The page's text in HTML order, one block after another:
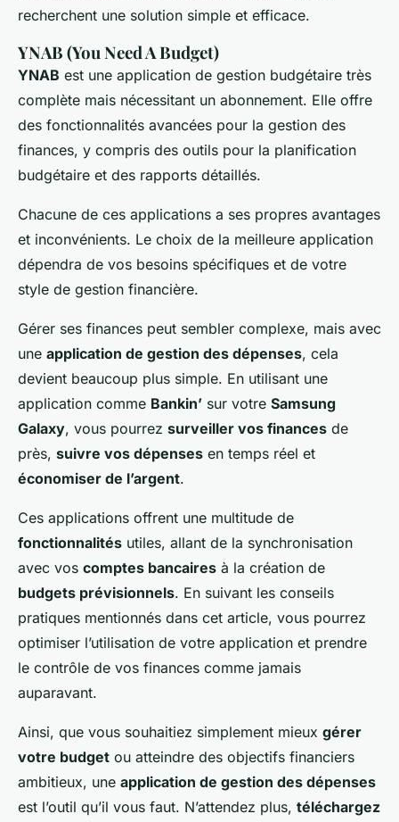
recherchent une solution simple et efficace.
YNAB (You Need A Budget)
YNAB est une application de gestion budgétaire très
complète mais nécessitant un abonnement. Elle offre
des fonctionnalités avancées pour la gestion des
finances, y compris des outils pour la planification
budgétaire et des rapports détaillés.
Chacune de ces applications a ses propres avantages
et inconvénients. Le choix de la meilleure application
dépendra de vos besoins spécifiques et de votre
style de gestion financière.
Gérer ses finances peut sembler complexe, mais avec
une application de gestion des dépenses, cela
devient beaucoup plus simple. En utilisant une
application comme Bankin’ sur votre Samsung
Galaxy, vous pourrez surveiller vos finances de
près, suivre vos dépenses en temps réel et
économiser de l’argent.
Ces applications offrent une multitude de
fonctionnalités utiles, allant de la synchronisation
avec vos comptes bancaires à la création de
budgets prévisionnels. En suivant les conseils
pratiques mentionnés dans cet article, vous pourrez
optimiser l’utilisation de votre application et prendre
le contrôle de vos finances comme jamais
auparavant.
Ainsi, que vous souhaitiez simplement mieux gérer
votre budget ou atteindre des objectifs financiers
ambitieux, une application de gestion des dépenses
est l’outil qu’il vous faut. N’attendez plus, téléchargez